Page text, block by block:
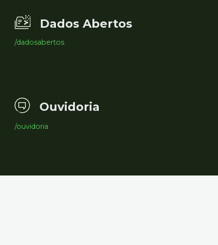
Dados Abertos
/dadosabertos
Ouvidoria
/ouvidoria